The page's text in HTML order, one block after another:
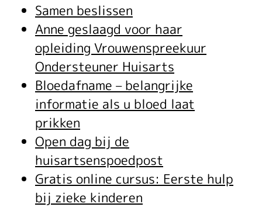
Samen beslissen
Anne geslaagd voor haar
opleiding Vrouwenspreekuur
Ondersteuner Huisarts
Bloedafname – belangrijke
informatie als u bloed laat
prikken
Open dag bij de
huisartsenspoedpost
Gratis online cursus: Eerste hulp
bij zieke kinderen